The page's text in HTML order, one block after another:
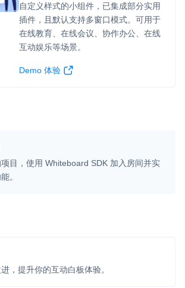
和微信小程序之间的实时音视频互通
主要产品及服务的综合服务质量及可用性信息
频画面进行风险识别，并联动回调和业务处置流
动模块的选型、购买、账号打通
，打造更具个性化的音视频互动效果
、拉流等服务丰富互动体验
地服务端录制
旁路推流
自定义样式的小组件，已集成部分实用
插件，且默认支持多窗口模式。可用于
在线教育、在线会议、协作办公、在线
互动娱乐等场景。
Demo 体验
目，使用 Whiteboard SDK 加入房间并实
。
，提升你的互动白板体验。